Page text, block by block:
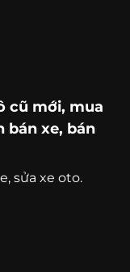
cũ mới, mua
bán xe, bán
sửa xe oto.